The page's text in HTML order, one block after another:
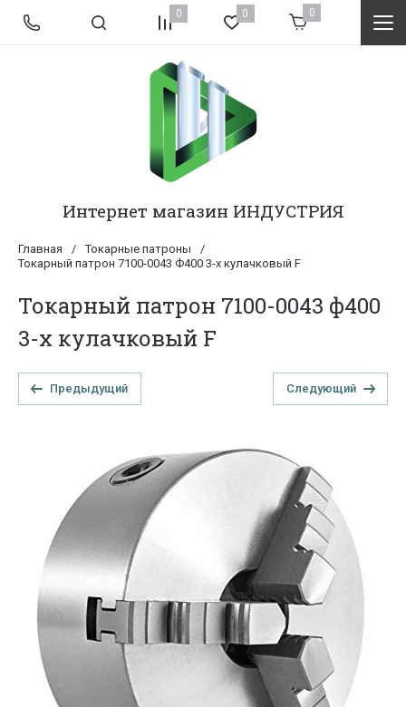
0 0 0
Интернет магазин ИНДУСТРИЯ
Главная / Токарные патроны
/
Токарный патрон 7100-0043 Ф400 3-х кулачковый F
Токарный патрон 7100-0043 ф400
3-х кулачковый F
Предыдущий Следующий